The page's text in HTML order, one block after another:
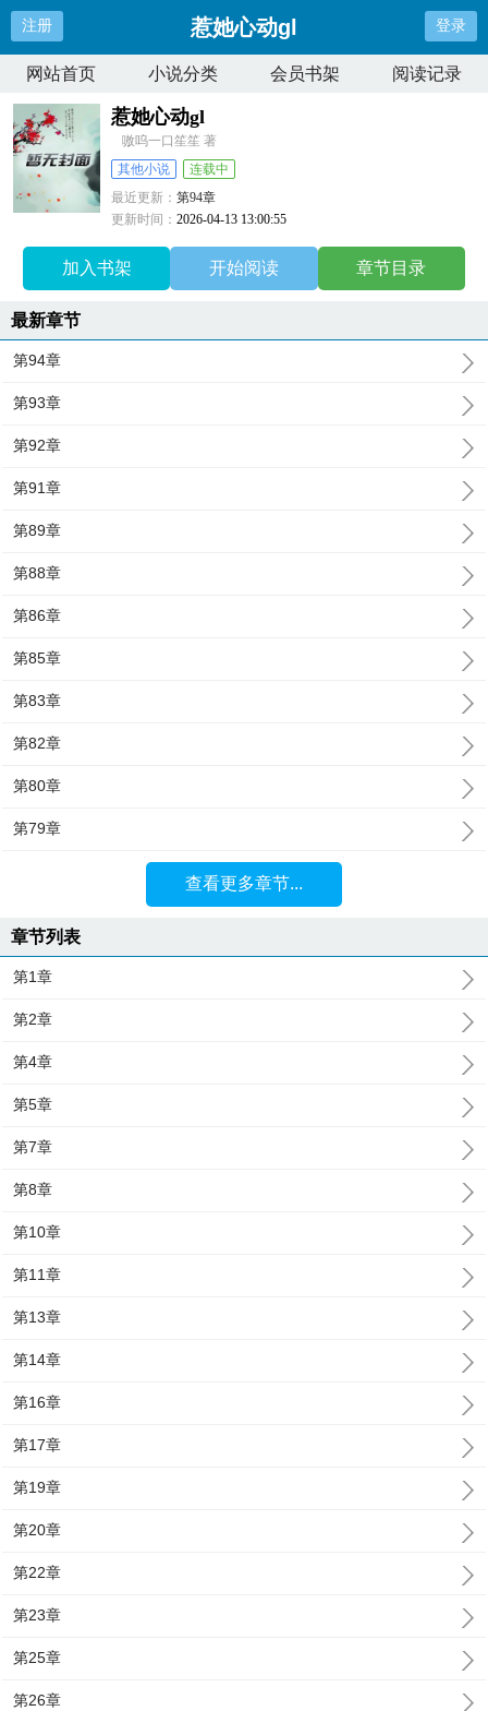
注册 惹她心动gl 登录
网站首页 小说分类 会员书架 阅读记录
惹她心动gl
嗷呜一口笙笙 著
其他小说
连载中
最近更新：第94章
更新时间：2026-04-13 13:00:55
加入书架 开始阅读 章节目录
最新章节
第94章
第93章
第92章
第91章
第89章
第88章
第86章
第85章
第83章
第82章
第80章
第79章
查看更多章节...
章节列表
第1章
第2章
第4章
第5章
第7章
第8章
第10章
第11章
第13章
第14章
第16章
第17章
第19章
第20章
第22章
第23章
第25章
第26章